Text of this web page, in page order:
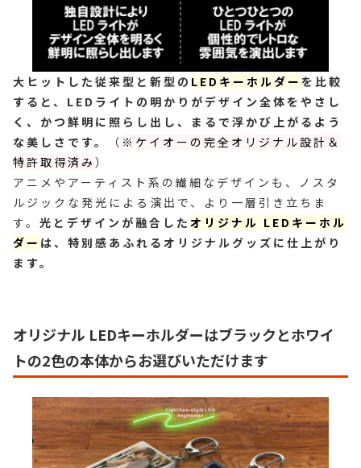
大ヒットした従来型と新型の LEDキーホルダー を比較
すると、LEDライトの明かりがデザイン全体をやさし
く、かつ鮮明に照らし出し、まるで浮かび上がるよう
な美しさです。
（ ※ケイオーの完全オリジナル設計＆
特許取得済み）
アニメやアーティスト系の繊細なデザインも、ノスタ
ルジックな発光による演出で、より一層引き立ちま
す。 光とデザインが融合した オリジナル LEDキーホル
ダー は、特別感あふれるオリジナルグッズに仕上がり
ます。
オリジナル LEDキーホルダーはブラックとホワイ
トの2色の本体からお選びいただけます